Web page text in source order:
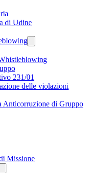
di Udine
231/01
delle violazioni
Anticorruzione di Gruppo
Missione